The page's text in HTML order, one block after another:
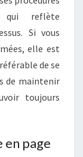
qui reflète
Si vous
elle est
de se
de maintenir
toujours
en page